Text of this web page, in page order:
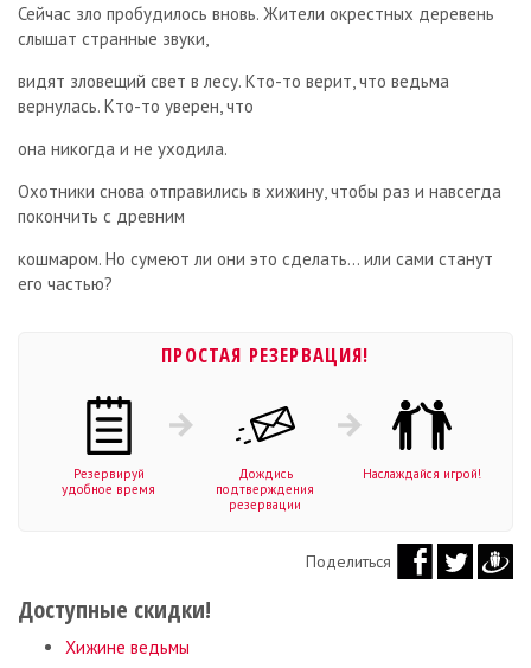
Сейчас зло пробудилось вновь. Жители окрестных деревень
слышат странные звуки,
видят зловещий свет в лесу. Кто-то верит, что ведьма
вернулась. Кто-то уверен, что
она никогда и не уходила.
Охотники снова отправились в хижину, чтобы раз и навсегда
покончить с древним
кошмаром. Но сумеют ли они это сделать… или сами станут
его частью?
ПРОСТАЯ РЕЗЕРВАЦИЯ!
Резервируй
удобное время
Дождись
подтверждения
резервации
Наслаждайся игрой!
Поделиться
Доступные скидки!
Хижине ведьмы